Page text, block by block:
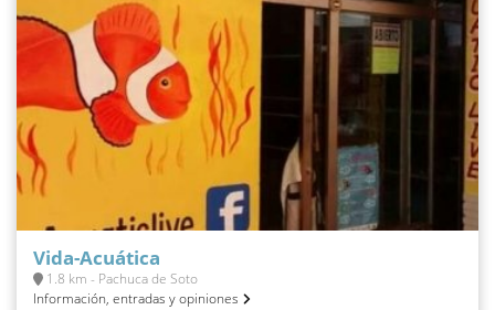
Vida-Acuática
1.8 km - Pachuca de Soto
Información, entradas y opiniones